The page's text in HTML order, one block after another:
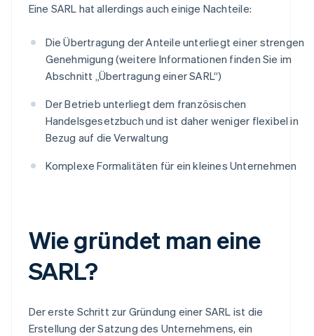
Eine SARL hat allerdings auch einige Nachteile:
Die Übertragung der Anteile unterliegt einer strengen
Genehmigung (weitere Informationen finden Sie im
Abschnitt „Übertragung einer SARL“)
Der Betrieb unterliegt dem französischen
Handelsgesetzbuch und ist daher weniger flexibel in
Bezug auf die Verwaltung
Komplexe Formalitäten für ein kleines Unternehmen
Wie gründet man eine
SARL?
Der erste Schritt zur Gründung einer SARL ist die
Erstellung der Satzung des Unternehmens, ein